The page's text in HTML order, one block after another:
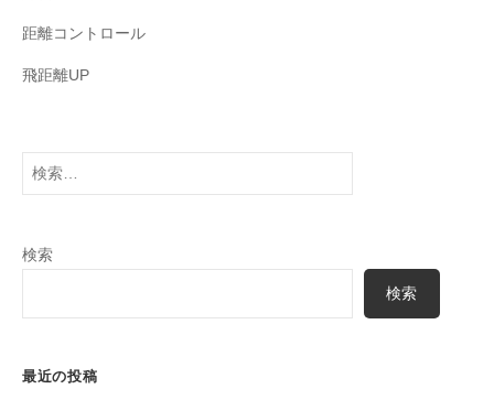
距離コントロール
飛距離UP
検
検索
検索
最近の投稿